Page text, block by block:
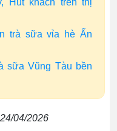
trà sữa vỉa hè Ấn
sữa Vũng Tàu bền
04/2026